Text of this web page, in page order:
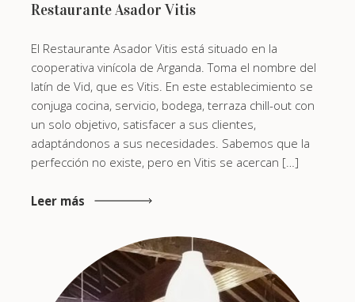
Restaurante Asador Vitis
El Restaurante Asador Vitis está situado en la
cooperativa vinícola de Arganda. Toma el nombre del
latín de Vid, que es Vitis. En este establecimiento se
conjuga cocina, servicio, bodega, terraza chill-out con
un solo objetivo, satisfacer a sus clientes,
adaptándonos a sus necesidades. Sabemos que la
perfección no existe, pero en Vitis se acercan […]
Leer más